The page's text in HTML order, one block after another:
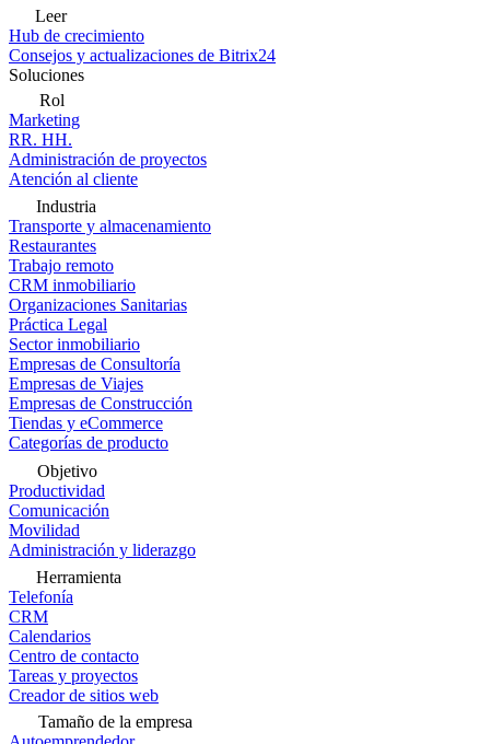
Leer
Hub de crecimiento
Consejos y actualizaciones de Bitrix24
Soluciones
Rol
Marketing
RR. HH.
Administración de proyectos
Atención al cliente
Industria
Transporte y almacenamiento
Restaurantes
Trabajo remoto
CRM inmobiliario
Organizaciones Sanitarias
Práctica Legal
Sector inmobiliario
Empresas de Consultoría
Empresas de Viajes
Empresas de Construcción
Tiendas y eCommerce
Categorías de producto
Objetivo
Productividad
Comunicación
Movilidad
Administración y liderazgo
Herramienta
Telefonía
CRM
Calendarios
Centro de contacto
Tareas y proyectos
Creador de sitios web
Tamaño de la empresa